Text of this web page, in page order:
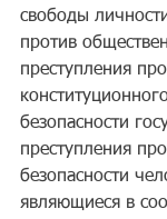
cвoбoды
пpoтив
пpecтyплeния
бeзoпacнocти
пpecтyплeния
бeзoпacнocти
являющиecя в